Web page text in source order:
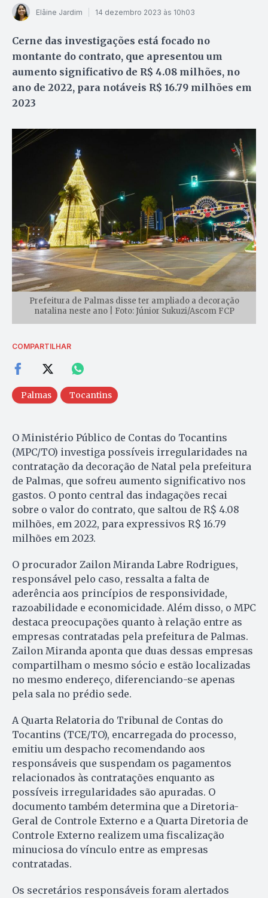
Elâine Jardim 14 dezembro 2023 às 10h03
Cerne das investigações está focado no
montante do contrato, que apresentou um
aumento significativo de R$ 4.08 milhões, no
ano de 2022, para notáveis R$ 16.79 milhões em
2023
Prefeitura de Palmas disse ter ampliado a decoração
natalina neste ano | Foto: Júnior Sukuzi/Ascom FCP
COMPARTILHAR
Palmas Tocantins
O Ministério Público de Contas do Tocantins
(MPC/TO) investiga possíveis irregularidades na
contratação da decoração de Natal pela prefeitura
de Palmas, que sofreu aumento significativo nos
gastos. O ponto central das indagações recai
sobre o valor do contrato, que saltou de R$ 4.08
milhões, em 2022, para expressivos R$ 16.79
milhões em 2023.
O procurador Zailon Miranda Labre Rodrigues,
responsável pelo caso, ressalta a falta de
aderência aos princípios de responsividade,
razoabilidade e economicidade. Além disso, o MPC
destaca preocupações quanto à relação entre as
empresas contratadas pela prefeitura de Palmas.
Zailon Miranda aponta que duas dessas empresas
compartilham o mesmo sócio e estão localizadas
no mesmo endereço, diferenciando-se apenas
pela sala no prédio sede.
A Quarta Relatoria do Tribunal de Contas do
Tocantins (TCE/TO), encarregada do processo,
emitiu um despacho recomendando aos
responsáveis que suspendam os pagamentos
relacionados às contratações enquanto as
possíveis irregularidades são apuradas. O
documento também determina que a Diretoria-
Geral de Controle Externo e a Quarta Diretoria de
Controle Externo realizem uma fiscalização
minuciosa do vínculo entre as empresas
contratadas.
Os secretários responsáveis foram alertados